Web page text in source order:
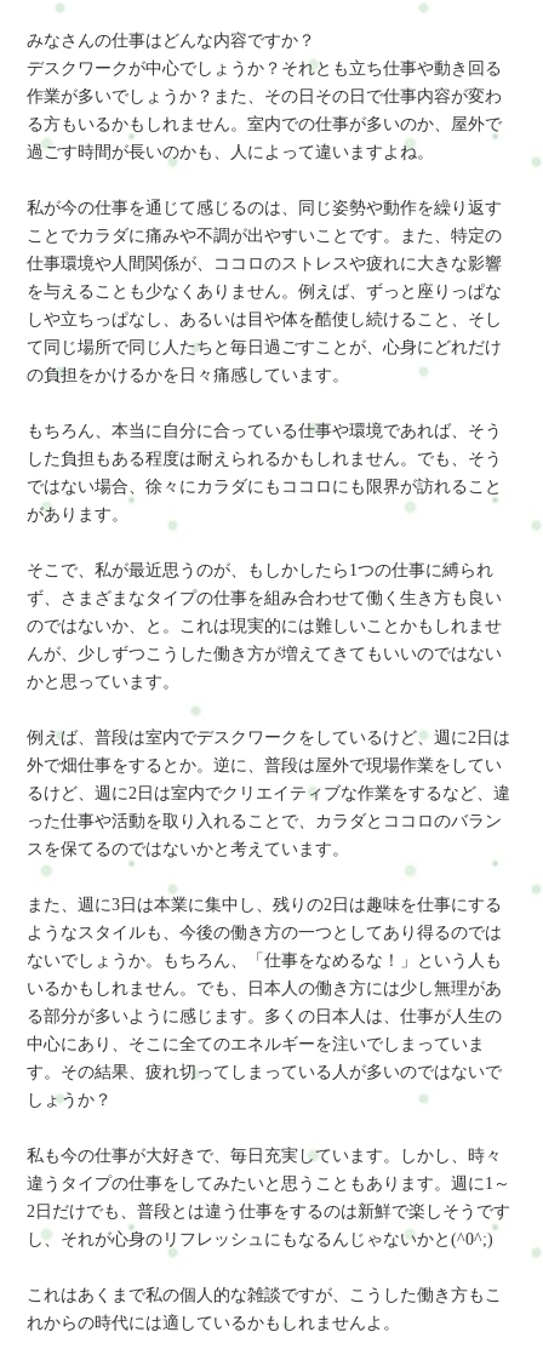
みなさんの仕事はどんな内容ですか？
デスクワークが中心でしょうか？それとも立ち仕事や動き回る
作業が多いでしょうか？また、その日その日で仕事内容が変わ
る方もいるかもしれません。室内での仕事が多いのか、屋外で
過ごす時間が長いのかも、人によって違いますよね。
私が今の仕事を通じて感じるのは、同じ姿勢や動作を繰り返す
ことでカラダに痛みや不調が出やすいことです。また、特定の
仕事環境や人間関係が、ココロのストレスや疲れに大きな影響
を与えることも少なくありません。例えば、ずっと座りっぱな
しや立ちっぱなし、あるいは目や体を酷使し続けること、そし
て同じ場所で同じ人たちと毎日過ごすことが、心身にどれだけ
の負担をかけるかを日々痛感しています。
もちろん、本当に自分に合っている仕事や環境であれば、そう
した負担もある程度は耐えられるかもしれません。でも、そう
ではない場合、徐々にカラダにもココロにも限界が訪れること
があります。
そこで、私が最近思うのが、もしかしたら1つの仕事に縛られ
ず、さまざまなタイプの仕事を組み合わせて働く生き方も良い
のではないか、と。これは現実的には難しいことかもしれませ
んが、少しずつこうした働き方が増えてきてもいいのではない
かと思っています。
例えば、普段は室内でデスクワークをしているけど、週に2日は
外で畑仕事をするとか。逆に、普段は屋外で現場作業をしてい
るけど、週に2日は室内でクリエイティブな作業をするなど、違
った仕事や活動を取り入れることで、カラダとココロのバラン
スを保てるのではないかと考えています。
また、週に3日は本業に集中し、残りの2日は趣味を仕事にする
ようなスタイルも、今後の働き方の一つとしてあり得るのでは
ないでしょうか。もちろん、「仕事をなめるな！」という人も
いるかもしれません。でも、日本人の働き方には少し無理があ
る部分が多いように感じます。多くの日本人は、仕事が人生の
中心にあり、そこに全てのエネルギーを注いでしまっていま
す。その結果、疲れ切ってしまっている人が多いのではないで
しょうか？
私も今の仕事が大好きで、毎日充実しています。しかし、時々
違うタイプの仕事をしてみたいと思うこともあります。週に1～
2日だけでも、普段とは違う仕事をするのは新鮮で楽しそうです
し、それが心身のリフレッシュにもなるんじゃないかと(^0^;)
これはあくまで私の個人的な雑談ですが、こうした働き方もこ
れからの時代には適しているかもしれませんよ。